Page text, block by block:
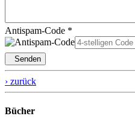
Antispam-Code *
Senden
› zurück
Bücher